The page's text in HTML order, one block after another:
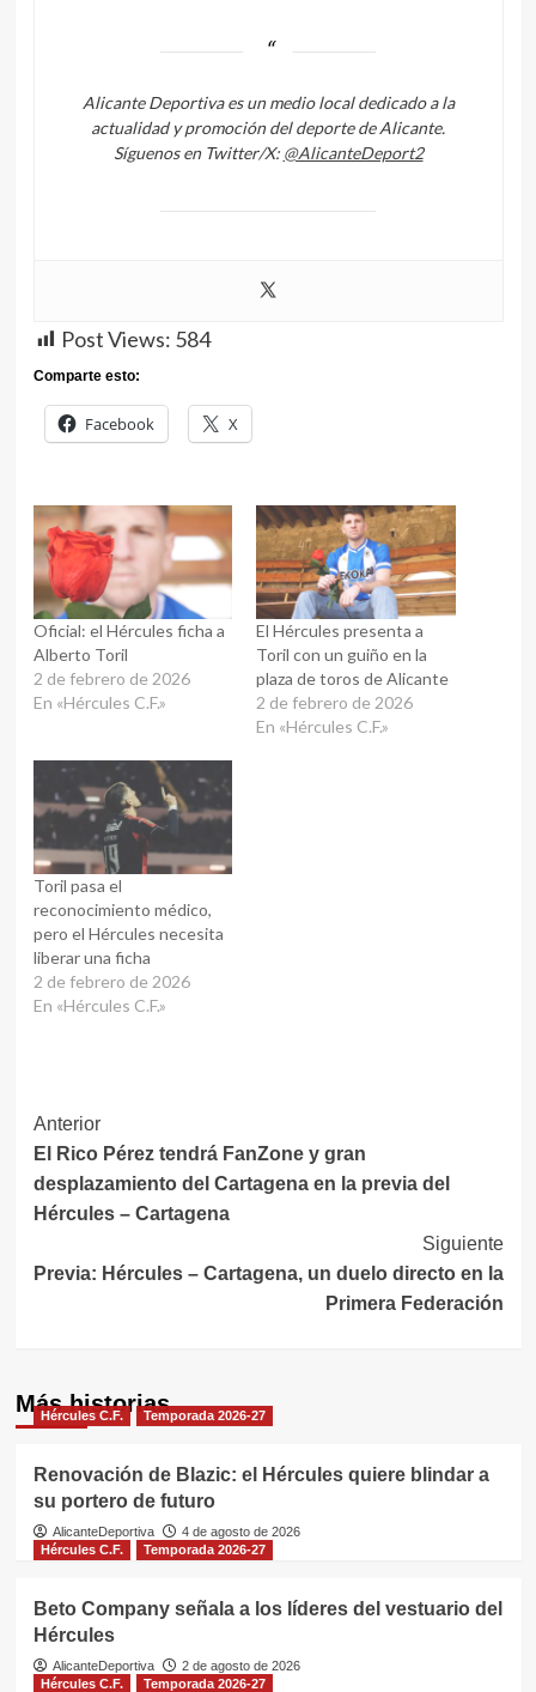
Alicante Deportiva es un medio local dedicado a la
actualidad y promoción del deporte de Alicante.
Síguenos en Twitter/X: @AlicanteDeport2
Post Views: 584
Comparte esto:
Facebook X
Oficial: el Hércules ficha a
Alberto Toril
2 de febrero de 2026
En «Hércules C.F.»
El Hércules presenta a
Toril con un guiño en la
plaza de toros de Alicante
2 de febrero de 2026
En «Hércules C.F.»
Toril pasa el
reconocimiento médico,
pero el Hércules necesita
liberar una ficha
2 de febrero de 2026
En «Hércules C.F.»
Navegación
de
entradas
Anterior
El Rico Pérez tendrá FanZone y gran
desplazamiento del Cartagena en la previa del
Hércules – Cartagena
Siguiente
Previa: Hércules – Cartagena, un duelo directo en la
Primera Federación
Más historias
Hércules C.F. Temporada 2026-27
Renovación de Blazic: el Hércules quiere blindar a
su portero de futuro
AlicanteDeportiva
4 de agosto de 2026
Hércules C.F.
Temporada 2026-27
Beto Company señala a los líderes del vestuario del
Hércules
AlicanteDeportiva
2 de agosto de 2026
Hércules C.F.
Temporada 2026-27